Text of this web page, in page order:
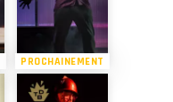
PROCHAINEMENT